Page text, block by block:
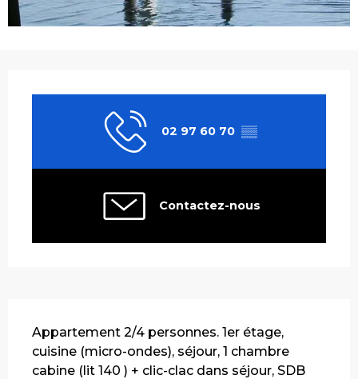
02 97 60 70 ▒▒
Contactez-nous
Appartement 2/4 personnes. 1er étage,
cuisine (micro-ondes), séjour, 1 chambre
cabine (lit 140 ) + clic-clac dans séjour, SDB